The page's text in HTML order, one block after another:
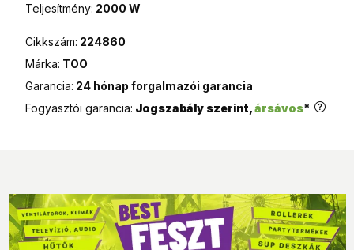
Teljesítmény: 2000 W
Cikkszám: 224860
Márka: TOO
Garancia: 24 hónap forgalmazói garancia
Fogyasztói garancia: Jogszabály szerint,ársávos*